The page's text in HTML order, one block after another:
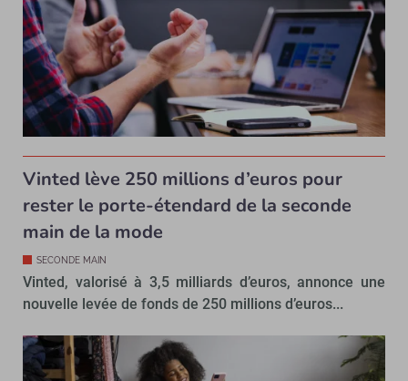
Vinted lève 250 millions d’euros pour
rester le porte-étendard de la seconde
main de la mode
SECONDE MAIN
Vinted, valorisé à 3,5 milliards d’euros, annonce une
nouvelle levée de fonds de 250 millions d’euros...